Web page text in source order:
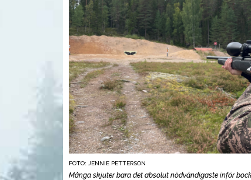
FOTO: JENNIE PETTERSON
Många skjuter bara det absolut nödvändigaste inför